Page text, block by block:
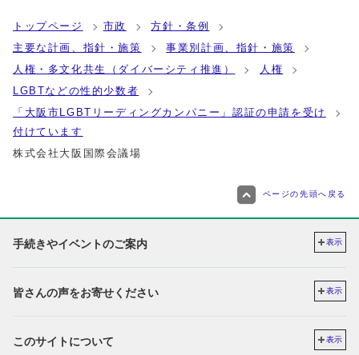
トップページ 市政
方針・条例
主要な計画、指針・施策
事業別計画、指針・施策
人権・多文化共生（ダイバーシティ推進）
人権
LGBTなどの性的少数者
「大阪市LGBTリーディングカンパニー」認証の申請を受け
付けています
株式会社大阪国際会議場
ページの先頭へ戻る
手続きやイベントのご案内 表示
皆さんの声をお寄せください 表示
このサイトについて 表示